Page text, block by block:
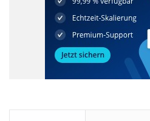
Es gibt zahlreiche MDM-
ihrer Lösung mehr oder weniger
ist es, bei der Auswahl auf einen
spätere Gesamtlösung zu
nahtlos in die